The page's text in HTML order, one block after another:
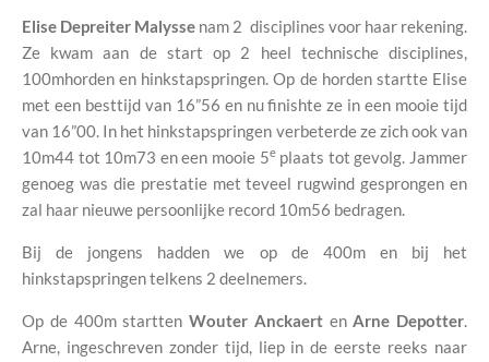
Elise Depreiter Malysse nam 2 disciplines voor haar rekening.
Ze kwam aan de start op 2 heel technische disciplines,
100mhorden en hinkstapspringen. Op de horden startte Elise
met een besttijd van 16”56 en nu finishte ze in een mooie tijd
van 16”00. In het hinkstapspringen verbeterde ze zich ook van
10m44 tot 10m73 en een mooie 5eplaats tot gevolg. Jammer
genoeg was die prestatie met teveel rugwind gesprongen en
zal haar nieuwe persoonlijke record 10m56 bedragen.
Bij de jongens hadden we op de 400m en bij het
hinkstapspringen telkens 2 deelnemers.
Op de 400m startten Wouter AnckaertenArne Depotter.
Arne, ingeschreven zonder tijd, liep in de eerste reeks naar